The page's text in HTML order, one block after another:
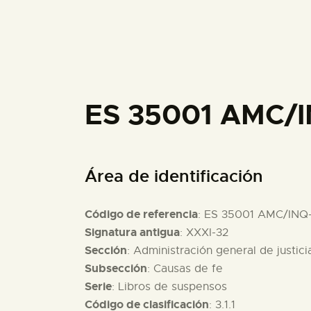
ES 35001
Área de identificación
Código de referencia: ES 35001 AMC/
Signatura antigua: XXXI-32
Sección: Administración general de
Subsección: Causas de fe
Serie: Libros de suspensos
Código de clasificación: 3.1.1